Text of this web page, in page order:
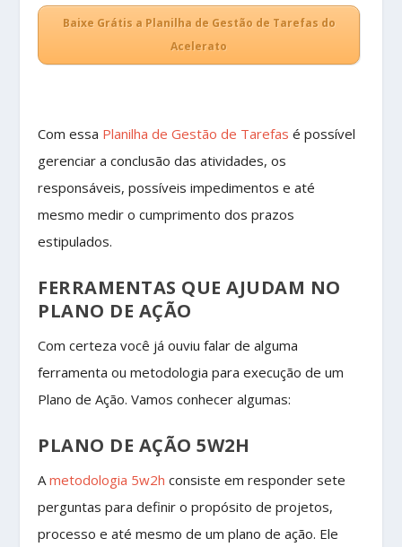
Baixe Grátis a Planilha de Gestão de Tarefas do
Acelerato
Com essa Planilha de Gestão de Tarefas é possível
gerenciar a conclusão das atividades, os
responsáveis, possíveis impedimentos e até
mesmo medir o cumprimento dos prazos
estipulados.
FERRAMENTAS QUE AJUDAM NO
PLANO DE AÇÃO
Com certeza você já ouviu falar de alguma
ferramenta ou metodologia para execução de um
Plano de Ação. Vamos conhecer algumas:
PLANO DE AÇÃO 5W2H
Ametodologia 5w2h consiste em responder sete
perguntas para definir o propósito de projetos,
processo e até mesmo de um plano de ação. Ele